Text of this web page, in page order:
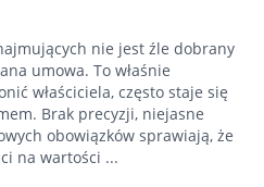
nie jest źle dobrany
umowa. To właśnie
właściciela, często staje się
Brak precyzji, niejasne
obowiązków sprawiają, że
na wartości ...